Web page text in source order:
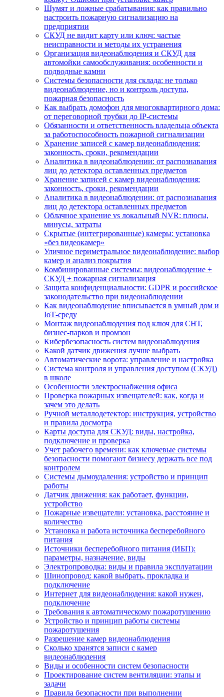
Шумят и ложные срабатывания: как правильно
настроить пожарную сигнализацию на
предприятии
СКУД не видит карту или ключ: частые
неисправности и методы их устранения
Организация видеонаблюдения и СКУД для
автомойки самообслуживания: особенности и
подводные камни
Системы безопасности для склада: не только
видеонаблюдение, но и контроль доступа,
пожарная безопасность
Как выбрать домофон для многоквартирного дома:
от переговорной трубки до IP-системы
Обязанности и ответственность владельца объекта
за работоспособность пожарной сигнализации
Хранение записей с камер видеонаблюдения:
законность, сроки, рекомендации
Аналитика в видеонаблюдении: от распознавания
лиц до детектора оставленных предметов
Хранение записей с камер видеонаблюдения:
законность, сроки, рекомендации
Аналитика в видеонаблюдении: от распознавания
лиц до детектора оставленных предметов
Облачное хранение vs локальный NVR: плюсы,
минусы, затраты
Скрытые (интегрированные) камеры: установка
«без видеокамер»
Уличное периметральное видеонаблюдение: выбор
камер и анализ покрытия
Комбинированные системы: видеонаблюдение +
СКУД + пожарная сигнализация
Защита конфиденциальности: GDPR и российское
законодательство при видеонаблюдении
Как видеонаблюдение вписывается в умный дом и
IoT‑среду
Монтаж видеонаблюдения под ключ для СНТ,
бизнес‑парков и промзон
Кибербезопасность систем видеонаблюдения
Какой датчик движения лучше выбрать
Автоматические ворота: управление и настройка
Система контроля и управления доступом (СКУД)
в школе
Особенности электроснабжения офиса
Проверка пожарных извещателей: как, когда и
зачем это делать
Ручной металлодетектор: инструкция, устройство
и правила досмотра
Карты доступа для СКУД: виды, настройка,
подключение и проверка
Учет рабочего времени: как ключевые системы
безопасности помогают бизнесу держать все под
контролем
Системы дымоудаления: устройство и принцип
работы
Датчик движения: как работает, функции,
устройство
Пожарные извещатели: установка, расстояние и
количество
Установка и работа источника бесперебойного
питания
Источники бесперебойного питания (ИБП):
параметры, назначение, виды
Электропроводка: виды и правила эксплуатации
Шинопровод: какой выбрать, прокладка и
подключение
Интернет для видеонаблюдения: какой нужен,
подключение
Требования к автоматическому пожаротушению
Устройство и принцип работы системы
пожаротушения
Разрешение камер видеонаблюдения
Сколько хранятся записи с камер
видеонаблюдения
Виды и особенности систем безопасности
Проектирование систем вентиляции: этапы и
задачи
Правила безопасности при выполнении